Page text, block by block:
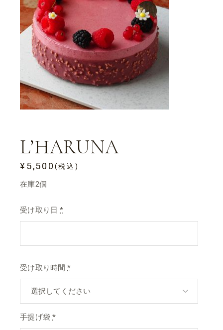
L’HARUNA
¥5,500(税込)
在庫2個
受け取り日 *
受け取り時間 *
手提げ袋 *